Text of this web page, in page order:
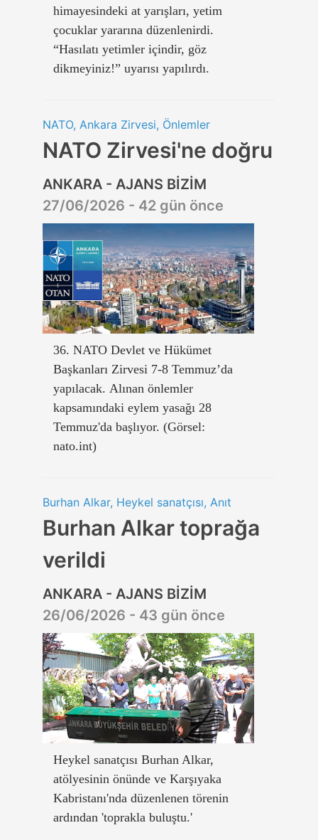
himayesindeki at yarışları, yetim
çocuklar yararına düzenlenirdi.
“Hasılatı yetimler içindir, göz
dikmeyiniz!” uyarısı yapılırdı.
NATO, Ankara Zirvesi, Önlemler
NATO Zirvesi'ne doğru
ANKARA - AJANS BİZİM
27/06/2026 - 42 gün önce
36. NATO Devlet ve Hükümet
Başkanları Zirvesi 7-8 Temmuz’da
yapılacak. Alınan önlemler
kapsamındaki eylem yasağı 28
Temmuz'da başlıyor. (Görsel:
nato.int)
Burhan Alkar, Heykel sanatçısı, Anıt
Burhan Alkar toprağa
verildi
ANKARA - AJANS BİZİM
26/06/2026 - 43 gün önce
Heykel sanatçısı Burhan Alkar,
atölyesinin önünde ve Karşıyaka
Kabristanı'nda düzenlenen törenin
ardından 'toprakla buluştu.'